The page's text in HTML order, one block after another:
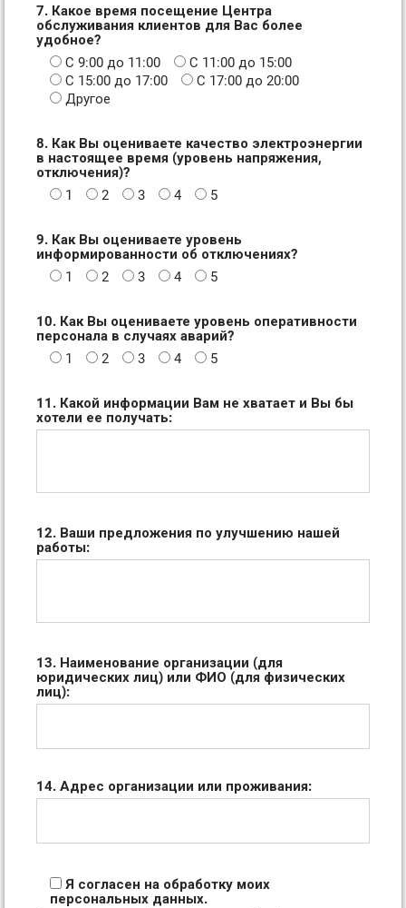
7. Какое время посещение Центра
обслуживания клиентов для Вас более
удобное?
С 9:00 до 11:00
С 11:00 до 15:00
С 15:00 до 17:00
С 17:00 до 20:00
Другое
8. Как Вы оцениваете качество электроэнергии
в настоящее время (уровень напряжения,
отключения)?
1
2 3 4 5
9. Как Вы оцениваете уровень
информированности об отключениях?
1
2 3 4 5
10. Как Вы оцениваете уровень оперативности
персонала в случаях аварий?
1
2 3 4 5
11. Какой информации Вам не хватает и Вы бы
хотели ее получать:
12. Ваши предложения по улучшению нашей
работы:
13. Наименование организации (для
юридических лиц) или ФИО (для физических
лиц):
14. Адрес организации или проживания:
Я согласен на обработку моих
персональных данных.